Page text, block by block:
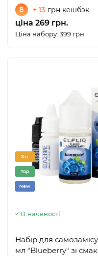
+ 13 грн кешбэк
ціна 269 грн.
Ціна набору: 399 грн.
Хіт
Top
New
В наявності
Набір для
мл "Blueberry" зі